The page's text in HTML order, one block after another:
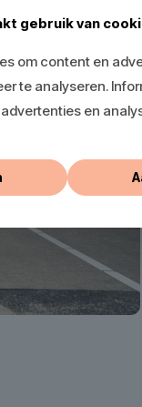
gebruik van
om content en
te analyseren.
en